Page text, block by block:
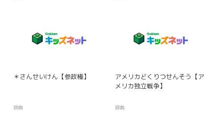
＊さんせいけん【参政権】
辞典
アメリカどくりつせんそう【ア
メリカ独立戦争】
辞典